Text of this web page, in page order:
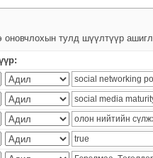
оновчлохын тулд шүүлтүүр